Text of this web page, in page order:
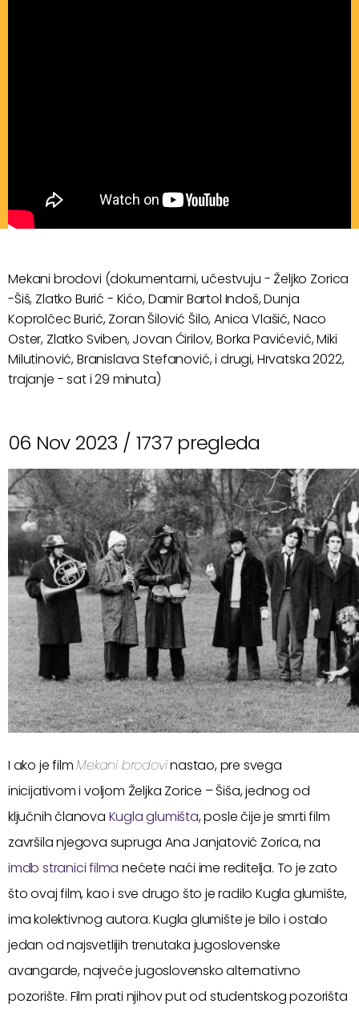
Mekani brodovi (dokumentarni, učestvuju - Željko Zorica
-Šiš, Zlatko Burić - Kićo, Damir Bartol Indoš, Dunja
Koprolčec Burić, Zoran Šilović Šilo, Anica Vlašić, Naco
Oster, Zlatko Sviben, Jovan Ćirilov, Borka Pavićević, Miki
Milutinović, Branislava Stefanović, i drugi, Hrvatska 2022,
trajanje - sat i 29 minuta)
06 Nov 2023 / 1737 pregleda
I ako je filmMekani brodovinastao, pre svega
inicijativom i voljom Željka Zorice – Šiša, jednog od
ključnih članova Kugla glumišta, posle čije je smrti film
završila njegova supruga Ana Janjatović Zorica, na
imdb stranici filma nećete naći ime reditelja. To je zato
što ovaj film, kao i sve drugo što je radilo Kugla glumište,
ima kolektivnog autora. Kugla glumište je bilo i ostalo
jedan od najsvetlijih trenutaka jugoslovenske
avangarde, najveće jugoslovensko alternativno
pozorište. Film prati njihov put od studentskog pozorišta